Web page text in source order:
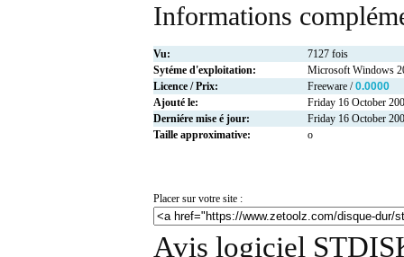
Informations
Vu:
7127 fois
Sytéme d'exploitation:
Microsoft Windows
Licence / Prix:
Freeware /0.0000
Ajouté le:
Friday 16 October
Derniére mise é jour:
Friday 16 October
Taille approximative:
o
Placer sur votre site :
Avis logiciel